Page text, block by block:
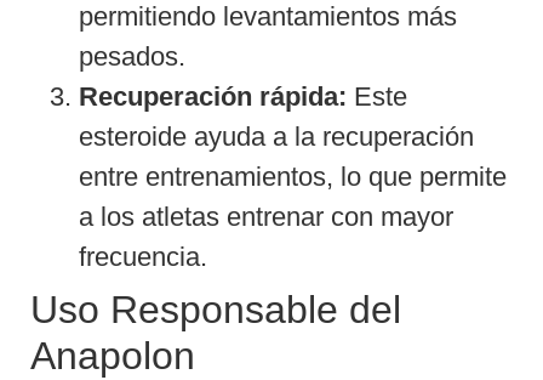
permitiendo levantamientos más
pesados.
Recuperación rápida: Este
esteroide ayuda a la recuperación
entre entrenamientos, lo que permite
a los atletas entrenar con mayor
frecuencia.
Uso Responsable del
Anapolon